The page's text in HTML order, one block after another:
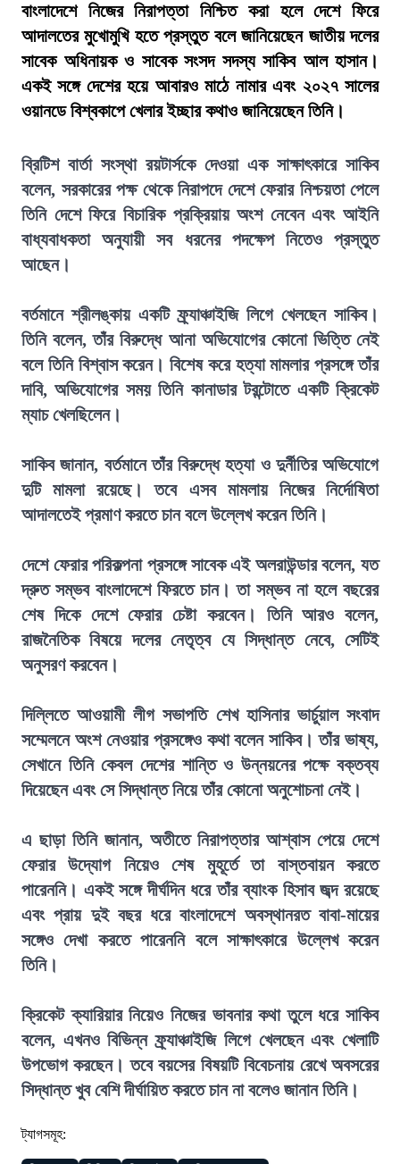
বাংলাদেশে নিজের নিরাপত্তা নিশ্চিত করা হলে দেশে ফিরে
আদালতের মুখোমুখি হতে প্রস্তুত বলে জানিয়েছেন জাতীয় দলের
সাবেক অধিনায়ক ও সাবেক সংসদ সদস্য সাকিব আল হাসান।
একই সঙ্গে দেশের হয়ে আবারও মাঠে নামার এবং ২০২৭ সালের
ওয়ানডে বিশ্বকাপে খেলার ইচ্ছার কথাও জানিয়েছেন তিনি।
ব্রিটিশ বার্তা সংস্থা রয়টার্সকে দেওয়া এক সাক্ষাৎকারে সাকিব
বলেন, সরকারের পক্ষ থেকে নিরাপদে দেশে ফেরার নিশ্চয়তা পেলে
তিনি দেশে ফিরে বিচারিক প্রক্রিয়ায় অংশ নেবেন এবং আইনি
বাধ্যবাধকতা অনুযায়ী সব ধরনের পদক্ষেপ নিতেও প্রস্তুত
আছেন।
বর্তমানে শ্রীলঙ্কায় একটি ফ্র্যাঞ্চাইজি লিগে খেলছেন সাকিব।
তিনি বলেন, তাঁর বিরুদ্ধে আনা অভিযোগের কোনো ভিত্তি নেই
বলে তিনি বিশ্বাস করেন। বিশেষ করে হত্যা মামলার প্রসঙ্গে তাঁর
দাবি, অভিযোগের সময় তিনি কানাডার টরন্টোতে একটি ক্রিকেট
ম্যাচ খেলছিলেন।
সাকিব জানান, বর্তমানে তাঁর বিরুদ্ধে হত্যা ও দুর্নীতির অভিযোগে
দুটি মামলা রয়েছে। তবে এসব মামলায় নিজের নির্দোষিতা
আদালতেই প্রমাণ করতে চান বলে উল্লেখ করেন তিনি।
দেশে ফেরার পরিকল্পনা প্রসঙ্গে সাবেক এই অলরাউন্ডার বলেন, যত
দ্রুত সম্ভব বাংলাদেশে ফিরতে চান। তা সম্ভব না হলে বছরের
শেষ দিকে দেশে ফেরার চেষ্টা করবেন। তিনি আরও বলেন,
রাজনৈতিক বিষয়ে দলের নেতৃত্ব যে সিদ্ধান্ত নেবে, সেটিই
অনুসরণ করবেন।
দিল্লিতে আওয়ামী লীগ সভাপতি শেখ হাসিনার ভার্চুয়াল সংবাদ
সম্মেলনে অংশ নেওয়ার প্রসঙ্গেও কথা বলেন সাকিব। তাঁর ভাষ্য,
সেখানে তিনি কেবল দেশের শান্তি ও উন্নয়নের পক্ষে বক্তব্য
দিয়েছেন এবং সে সিদ্ধান্ত নিয়ে তাঁর কোনো অনুশোচনা নেই।
এ ছাড়া তিনি জানান, অতীতে নিরাপত্তার আশ্বাস পেয়ে দেশে
ফেরার উদ্যোগ নিয়েও শেষ মুহূর্তে তা বাস্তবায়ন করতে
পারেননি। একই সঙ্গে দীর্ঘদিন ধরে তাঁর ব্যাংক হিসাব জব্দ রয়েছে
এবং প্রায় দুই বছর ধরে বাংলাদেশে অবস্থানরত বাবা-মায়ের
সঙ্গেও দেখা করতে পারেননি বলে সাক্ষাৎকারে উল্লেখ করেন
তিনি।
ক্রিকেট ক্যারিয়ার নিয়েও নিজের ভাবনার কথা তুলে ধরে সাকিব
বলেন, এখনও বিভিন্ন ফ্র্যাঞ্চাইজি লিগে খেলছেন এবং খেলাটি
উপভোগ করছেন। তবে বয়সের বিষয়টি বিবেচনায় রেখে অবসরের
সিদ্ধান্ত খুব বেশি দীর্ঘায়িত করতে চান না বলেও জানান তিনি।
ট্যাগসমূহ: